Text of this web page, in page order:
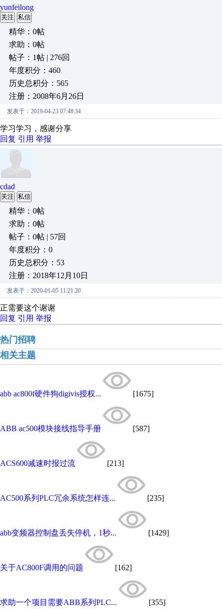
yunfeilong
关注 私信
精华：0帖
求助：0帖
帖子：1帖 | 276回
年度积分：460
历史总积分：565
注册：2008年6月26日
发表于：2019-04-23 07:48:34
学习学习，感谢分享
回复 引用 举报
cdad
关注 私信
精华：0帖
求助：0帖
帖子：0帖 | 57回
年度积分：0
历史总积分：53
注册：2018年12月10日
发表于：2020-01-05 11:21:20
正需要这个谢谢
回复 引用 举报
热门招聘
相关主题
abb ac800f硬件狗digivis授权... [1675]
ABB ac500模块接线指导手册 [587]
ACS600减速时报过流 [213]
AC500系列PLC冗余系统怎样连... [235]
abb变频器控制盘丢失停机，1秒... [1429]
关于AC800F调用的问题 [162]
求助一个项目需要ABB系列PLC... [355]